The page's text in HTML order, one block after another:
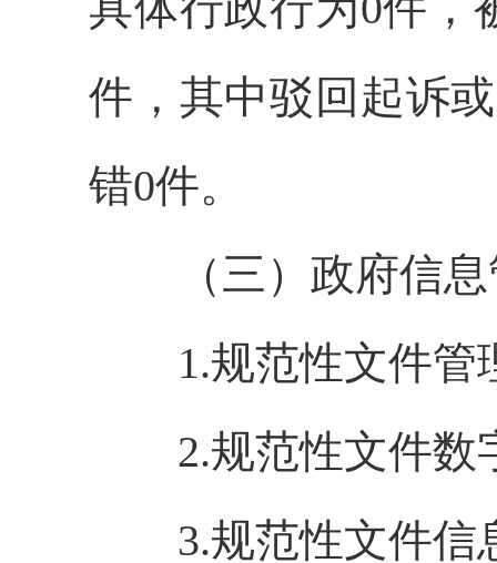
件，其中驳回起诉
错0件。
（三）政府信息
1.规范性文件管
2.规范性文件数
3.规范性文件信